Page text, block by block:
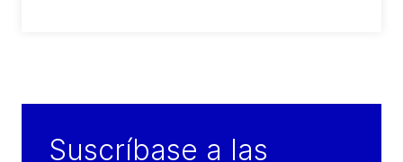
Suscríbase a las